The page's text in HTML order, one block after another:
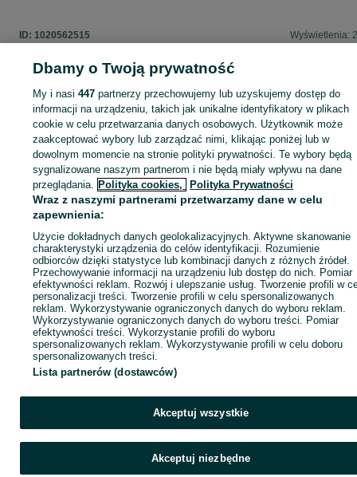
ID: 1020562515 Wyświetlenia:
Zaloguj się lub załóż konto na OLX, aby skontaktować się z
sprzedającym
Zaloguj się / Załóż konto
Dbamy o Twoją prywatność
My i nasi447 partnerzy przechowujemy lub uzyskujemy dostęp do
informacji na urządzeniu, takich jak unikalne identyfikatory w plikach
cookie w celu przetwarzania danych osobowych. Użytkownik może
zaakceptować wybory lub zarządzać nimi, klikając poniżej lub w
dowolnym momencie na stronie polityki prywatności. Te wybory będą
sygnalizowane naszym partnerom i nie będą miały wpływu na dane
przeglądania. Polityka cookies, Polityka Prywatności
Wraz z naszymi partnerami przetwarzamy dane w celu
zapewnienia:
Użycie dokładnych danych geolokalizacyjnych. Aktywne skanowanie
charakterystyki urządzenia do celów identyfikacji. Rozumienie
odbiorców dzięki statystyce lub kombinacji danych z różnych źródeł.
Przechowywanie informacji na urządzeniu lub dostęp do nich. Pomiar
efektywności reklam. Rozwój i ulepszanie usług. Tworzenie profili w
personalizacji treści. Tworzenie profili w celu spersonalizowanych
reklam. Wykorzystywanie ograniczonych danych do wyboru reklam.
Wykorzystywanie ograniczonych danych do wyboru treści. Pomiar
efektywności treści. Wykorzystanie profili do wyboru
spersonalizowanych reklam. Wykorzystywanie profili w celu doboru
spersonalizowanych treści.
Lista partnerów (dostawców)
Akceptuj wszystkie
Akceptuj niezbędne